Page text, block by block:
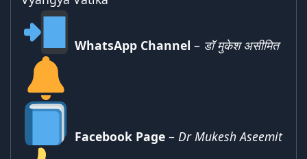
WhatsApp Channel – डॉ मुकेश असीमित
Facebook Page– Dr Mukesh Aseemit